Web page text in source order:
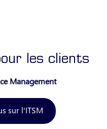
les clients
Management
sur l'ITSM